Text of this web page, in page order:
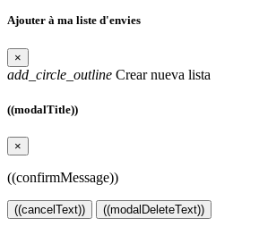
Ajouter à ma liste d'envies
×
add_circle_outline Crear nueva lista
((modalTitle))
×
((confirmMessage))
((cancelText)) ((modalDeleteText))